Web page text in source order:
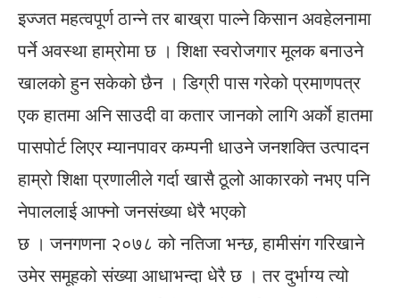
इज्जत महत्वपूर्ण ठान्ने तर बाख्रा पाल्ने किसान अवहेलनामा
पर्ने अवस्था हाम्रोमा छ । शिक्षा स्वरोजगार मूलक बनाउने
खालको हुन सकेको छैन । डिग्री पास गरेको प्रमाणपत्र
एक हातमा अनि साउदी वा कतार जानको लागि अर्काे हातमा
पासपोर्ट लिएर म्यानपावर कम्पनी धाउने जनशक्ति उत्पादन
हाम्रो शिक्षा प्रणालीले गर्दा खासै ठूलो आकारको नभए पनि
नेपाललाई आफ्नो जनसंख्या धेरै भएको
छ । जनगणना २०७८ को नतिजा भन्छ, हामीसंग गरिखाने
उमेर समूहको संख्या आधाभन्दा धेरै छ । तर दुर्भाग्य त्यो